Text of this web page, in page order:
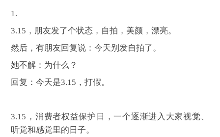
1.
3.15 ，朋友发了个状态，自拍，美颜，漂亮。
然后，有朋友回复说：今天别发自拍了。
她不解：为什么？
回复：今天是3.15 ，打假。
3.15 ，消费者权益保护日，一个逐渐进入大家视觉、
听觉和感觉里的日子。